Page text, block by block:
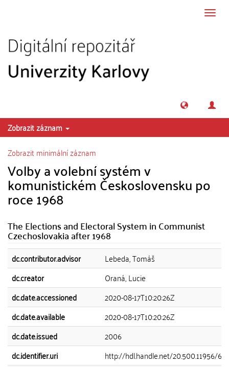
Zobrazit záznam
Zobrazit minimální záznam
Volby a volební systém v
komunistickém Československu po
roce 1968
The Elections and Electoral System in Communist
Czechoslovakia after 1968
dc.contributor.advisor
Lebeda, Tomáš
dc.creator
Oraná, Lucie
dc.date.accessioned
2020-08-17T10:20:26Z
dc.date.available
2020-08-17T10:20:26Z
dc.date.issued
2006
dc.identifier.uri
http://hdl.handle.net/20.500.11956/